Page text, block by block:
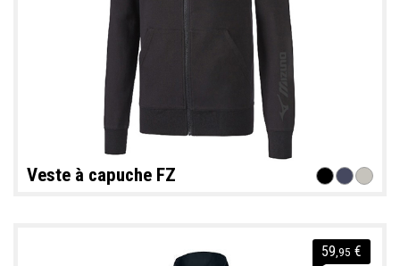
Veste à capuche FZ
59 ,95 €